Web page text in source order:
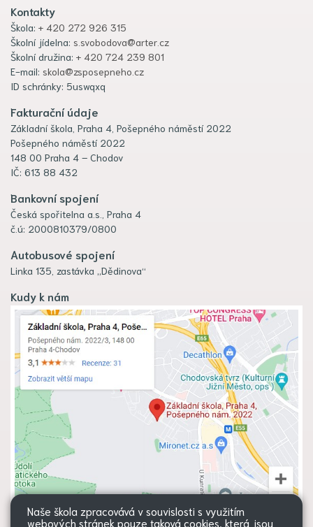
Kontakty
Škola: + 420 272 926 315
Školní jídelna: s.svobodova@arter.cz
Školní družina: + 420 724 239 801
E-mail: skola@zsposepneho.cz
ID schránky: 5uswqxq
Fakturační údaje
Základní škola, Praha 4, Pošepného náměstí 2022
Pošepného náměstí 2022
148 00 Praha 4 – Chodov
IČ: 613 88 432
Bankovní spojení
Česká spořitelna a.s., Praha 4
č.ú: 2000810379/0800
Autobusové spojení
Linka 135, zastávka „Dědinova“
Kudy k nám
Naše škola zpracovává v souvislosti s využitím
webových stránek pouze taková cookies, která jsou